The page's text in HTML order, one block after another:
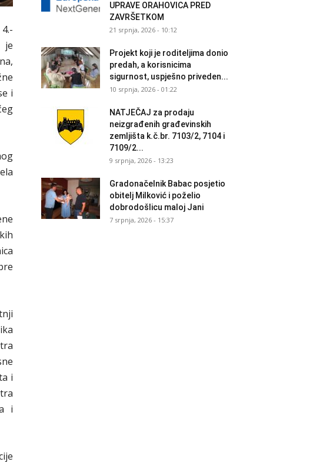
je
i
i
i
UPRAVE ORAHOVICA PRED
ZAVRŠETKOM
21 srpnja, 2026 - 10:12
Projekt koji je roditeljima donio
predah, a korisnicima
sigurnost, uspješno priveden...
10 srpnja, 2026 - 01:22
NATJEČAJ za prodaju
neizgrađenih građevinskih
zemljišta k.č.br. 7103/2, 7104 i
7109/2...
9 srpnja, 2026 - 13:23
Gradonačelnik Babac posjetio
obitelj Milković i poželio
dobrodošlicu maloj Jani
7 srpnja, 2026 - 15:37